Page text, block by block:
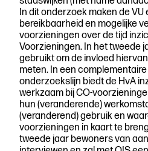
In dit onderzoek maken de VU
bereikbaarheid en mogelijke
voorzieningen over de tijd
Voorzieningen. In het tweede
gebruikt om de invloed
meten. In een
onderzoekslijn biedt de HvA
werkzaam bij CO-
hun (veranderende)
(veranderend) gebruik en
voorzieningen in kaart te
tweede jaar bewoners van